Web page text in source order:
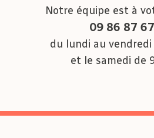
Décrire la posture à
du comportement
Identifier dans
favorisants la survenu des
Diversifier les réponses
problématique
Parler avec un
Notre équipe est à
09 86 87
du lundi au
et le samedi de